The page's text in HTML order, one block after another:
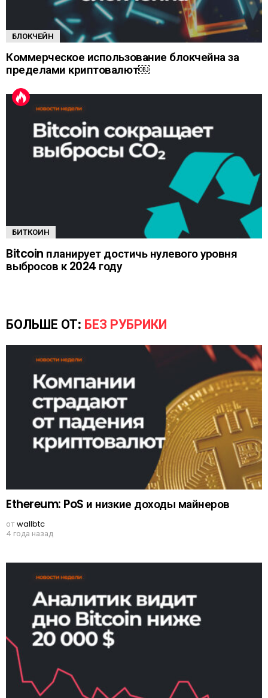
БЛОКЧЕЙН
Коммерческое использование блокчейна за
пределами криптовалют￼
БИТКОИН
Bitcoin планирует достичь нулевого уровня
выбросов к 2024 году
БОЛЬШЕ ОТ: БЕЗ РУБРИКИ
Ethereum: PoS и низкие доходы майнеров
отwallbtc
4 года назад